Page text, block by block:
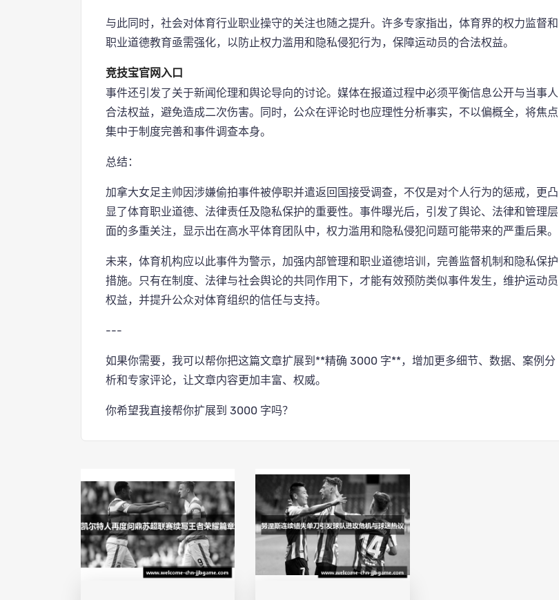
与此同时，社会对体育行业职业操守的关注也随之提升。许多专家指出，体育界的权力监督和
职业道德教育亟需强化，以防止权力滥用和隐私侵犯行为，保障运动员的合法权益。
竞技宝官网入口
事件还引发了关于新闻伦理和舆论导向的讨论。媒体在报道过程中必须平衡信息公开与当事人
合法权益，避免造成二次伤害。同时，公众在评论时也应理性分析事实，不以偏概全，将焦点
集中于制度完善和事件调查本身。
总结：
加拿大女足主帅因涉嫌偷拍事件被停职并遣返回国接受调查，不仅是对个人行为的惩戒，更凸
显了体育职业道德、法律责任及隐私保护的重要性。事件曝光后，引发了舆论、法律和管理层
面的多重关注，显示出在高水平体育团队中，权力滥用和隐私侵犯问题可能带来的严重后果。
未来，体育机构应以此事件为警示，加强内部管理和职业道德培训，完善监督机制和隐私保护
措施。只有在制度、法律与社会舆论的共同作用下，才能有效预防类似事件发生，维护运动员
权益，并提升公众对体育组织的信任与支持。
---
如果你需要，我可以帮你把这篇文章扩展到**精确 3000 字**，增加更多细节、数据、案例分
析和专家评论，让文章内容更加丰富、权威。
你希望我直接帮你扩展到 3000 字吗？